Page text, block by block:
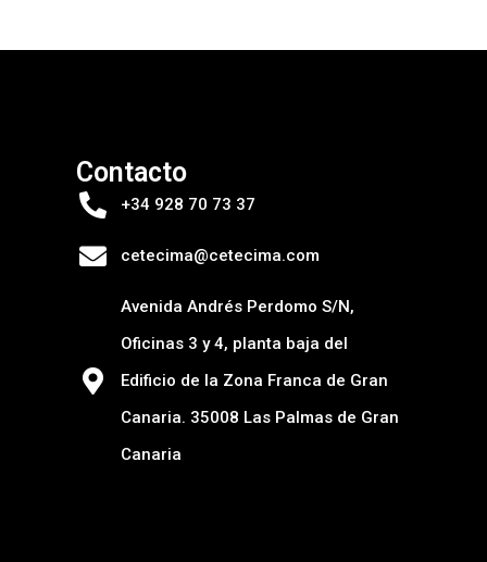
Contacto
+34 928 70 73 37
cetecima@cetecima.com
Avenida Andrés Perdomo S/N,
Oficinas 3 y 4, planta baja del
Edificio de la Zona Franca de Gran
Canaria. 35008 Las Palmas de Gran
Canaria